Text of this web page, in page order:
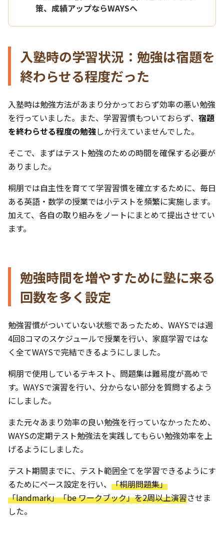
策、成績アップならWAYSへ
入塾時の学習状況：勉強は宿題を
終わらせる程度だった
入塾時は勉強方法があまり分かっておらず効率の悪い勉強
を行っていました。また、学習習慣もついておらず、 宿題
を終わらせる程度の勉強しか行えていませんでした。
そこで、まずはテスト勉強のための時間を確保する必要が
ありました。
桐朋では自主性を育てて学習習慣を確立するために、毎日
ある英語・数学の授業では小テストを頻繁に実施します。
加えて、各自の取り組みをノートにまとめて提出させてい
ます。
勉強時間を増やすために塾に来る
回数を多く設定
勉強習慣がついていない状態であったため、WAYSでは週
4回8コマのスケジュールで授業を行い、家庭学習ではな
く全てWAYSで完結できるようにしました。
桐朋で使用しているテキスト、問題集は難易度が高めで
す。WAYSで演習を行い、分からない部分を質問するよう
にしました。
また元々あまり効率の良い勉強を行っていなかったため、
WAYSの定期テスト勉強法を実践してもらい勉強効率を上
げるようにしました。
テスト期間までに、テスト範囲全てを学習できるようにす
るためにペース設定を行い、 「桐朋問題集」
「landmark」「be ワークブック」を2周以上演習させま
した。